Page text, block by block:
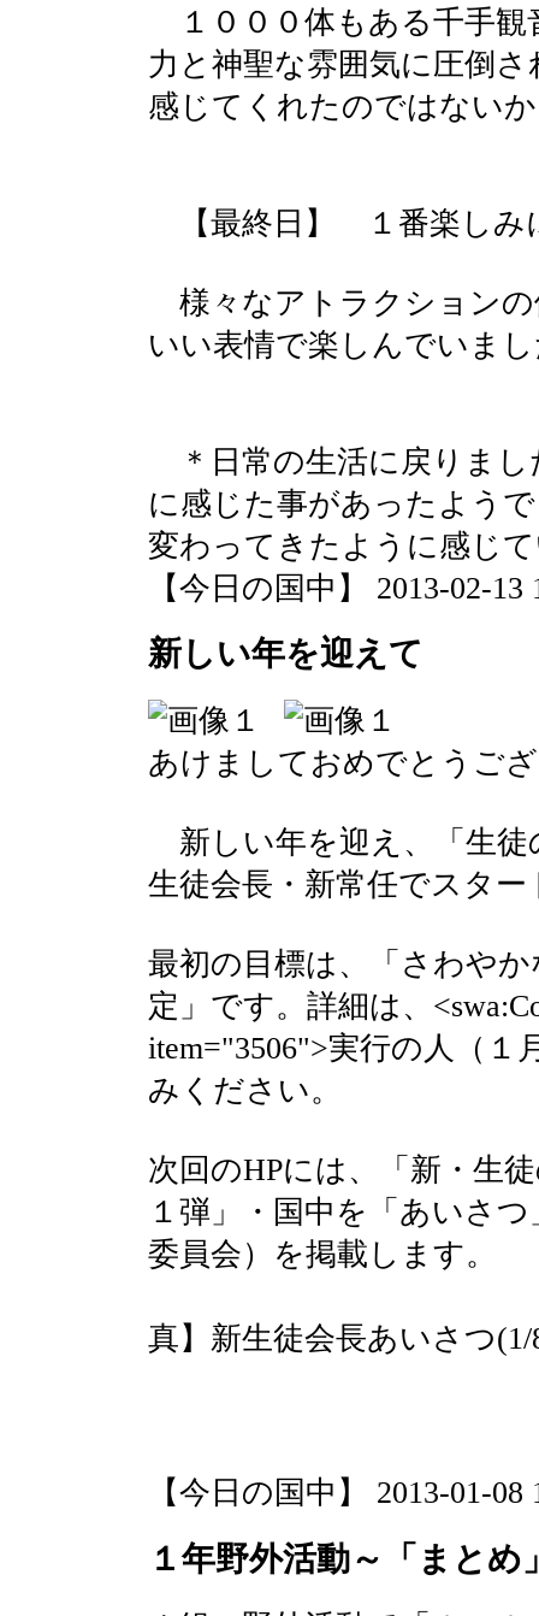
１０００体もある千手観
力と神聖な雰囲気に圧倒
感じてくれたのではない
【最終日】 １番楽しみ
様々なアトラクション
いい表情で楽しんでいま
＊日常の生活に戻りまし
に感じた事があったよう
変わってきたように感じ
【今日の国中】 2013-02-13
新しい年を迎えて
あけましておめでとうご
新しい年を迎え、「生徒
生徒会長・新常任でスタ
最初の目標は、「さわや
定」です。詳細は、
item="3506">実行の人（１
みください。
次回のHPには、「新・生
１弾」・国中を「あいさ
委員会）を掲載します。
真】新生徒会長あいさつ(1/
【今日の国中】 2013-01-08
１年野外活動～「まとめ